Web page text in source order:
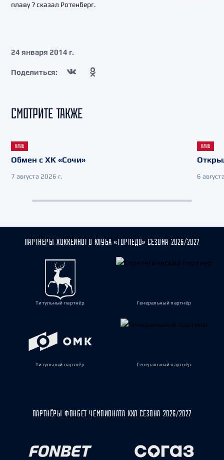
плаву ? сказал Ротенберг.
24 января 2014 г.
Поделиться:
СМОТРИТЕ ТАКЖЕ
КЛУБ
Обмен с ХК «Сочи»
7 августа 2026 г.
КЛУБ
6
ПАРТНЁРЫ ХОККЕЙНОГО КЛУБА «ТОРПЕДО» СЕЗОНА 2026/2027
Титульный партнёр Генеральный партнёр
Титульный партнёр Генеральный партнёр
ПАРТНЁРЫ ФОНБЕТ ЧЕМПИОНАТА КХЛ СЕЗОНА 2026/2027